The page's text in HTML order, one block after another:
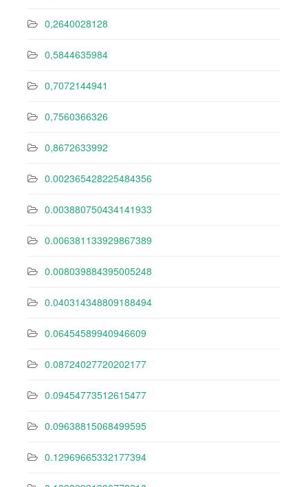
0,2640028128
0,5844635984
0,7072144941
0,7560366326
0,8672633992
0.002365428225484356
0.003880750434141933
0.006381133929867389
0.008039884395005248
0.040314348809188494
0.06454589940946609
0.08724027720202177
0.09454773512615477
0.09638815068499595
0.12969665332177394